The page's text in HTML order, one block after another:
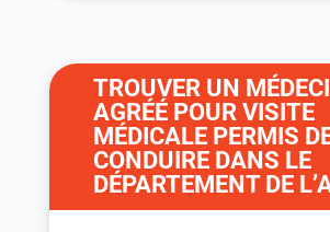
TROUVER UN
AGRÉÉ POUR VISITE
MÉDICALE PERMIS
CONDUIRE DANS LE
DÉPARTEMENT DE